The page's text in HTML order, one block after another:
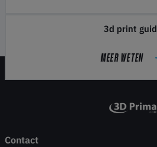
3d print
MEER WETEN
Contact